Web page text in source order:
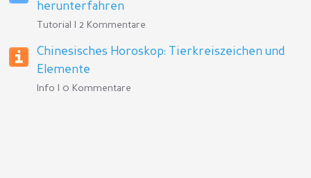
herunterfahren
Tutorial | 2 Kommentare
Chinesisches Horoskop: Tierkreiszeichen und
Elemente
Info | 0 Kommentare